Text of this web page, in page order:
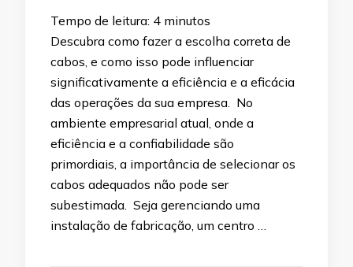
Tempo de leitura: 4 minutos
Descubra como fazer a escolha correta de
cabos, e como isso pode influenciar
significativamente a eficiência e a eficácia
das operações da sua empresa. No
ambiente empresarial atual, onde a
eficiência e a confiabilidade são
primordiais, a importância de selecionar os
cabos adequados não pode ser
subestimada. Seja gerenciando uma
instalação de fabricação, um centro …